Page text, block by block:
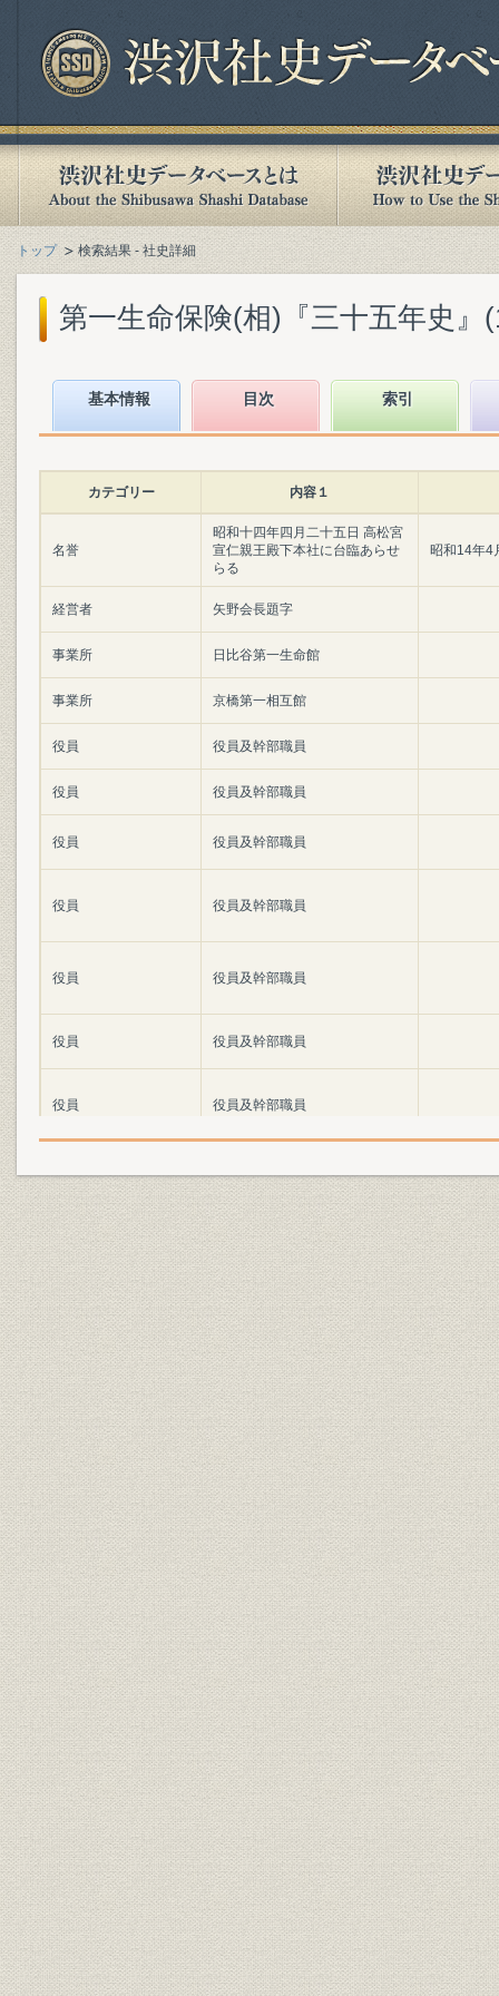
トップ 検索結果 - 社史詳細
第一生命保険(相)『三十五年史』
基本情報 目次 索引
カテゴリー 内容１
名誉
昭和十四年四月二十五日 高松宮
宣仁親王殿下本社に台臨あらせ
らる
昭和14年4
経営者 矢野会長題字
事業所 日比谷第一生命館
事業所 京橋第一相互館
役員 役員及幹部職員
役員 役員及幹部職員
役員 役員及幹部職員
役員 役員及幹部職員
役員 役員及幹部職員
役員 役員及幹部職員
役員 役員及幹部職員
役員 役員及幹部職員
役員 役員及幹部職員
役員 役員及幹部職員
従業員 予定社員一覧表
従業員 社員総代現員表
従業員 退任社員総代一覧表
従業員 第三十五期末現在本社現員表
従業員 主管者異動表
事業所 地方部新設廃合年月一覧表 大正元年~
従業員 地方部主管者異動表
事業所
第三十五期末現在事務所及支所
数
従業員 支部主管者異動表
従業員 第三十五期末支部現員表
福利厚生
第三十五期末現在地方別嘱託医
一覧表
経営 契約高一億円達成年表